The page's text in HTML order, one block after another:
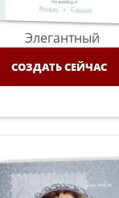
Элегантный
СОЗДАТЬ СЕЙЧАС